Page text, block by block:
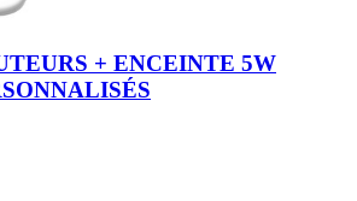
+ ENCEINTE 5W